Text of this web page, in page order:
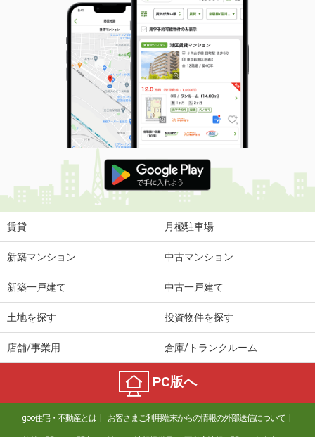
賃貸 月極駐車場
新築マンション 中古マンション
新築一戸建て 中古一戸建て
土地を探す 投資物件を探す
店舗/事業用 倉庫/トランクルーム
PC版へ
goo住宅・不動産とは お客さまご利用端末からの情報の外部送信について